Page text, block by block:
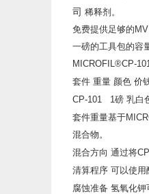
司 稀释剂。
免费提供足够的 MV
一磅的工具包的容
MICROFIL®CP-
套件 重量 颜色 价
CP-101 1磅 乳白
套件重量基于
混合物。
混合方向 通过将
清算程序 可以使用
腐蚀准备 氢氧化钾